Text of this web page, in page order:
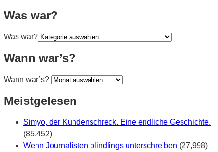
Was war?
Was war?
Wann war’s?
Wann war’s?
Meistgelesen
Simyo, der Kundenschreck. Eine endliche Geschichte.
(85,452)
Wenn Journalisten blindlings unterschreiben (27,998)